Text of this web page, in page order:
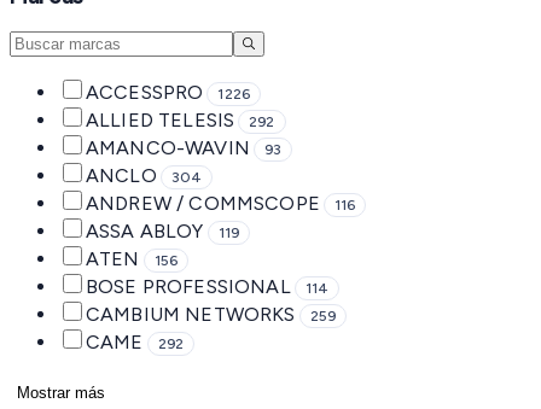
ACCESSPRO 1226
ALLIED TELESIS 292
AMANCO-WAVIN 93
ANCLO 304
ANDREW / COMMSCOPE 116
ASSA ABLOY 119
ATEN 156
BOSE PROFESSIONAL 114
CAMBIUM NETWORKS 259
CAME 292
Mostrar más